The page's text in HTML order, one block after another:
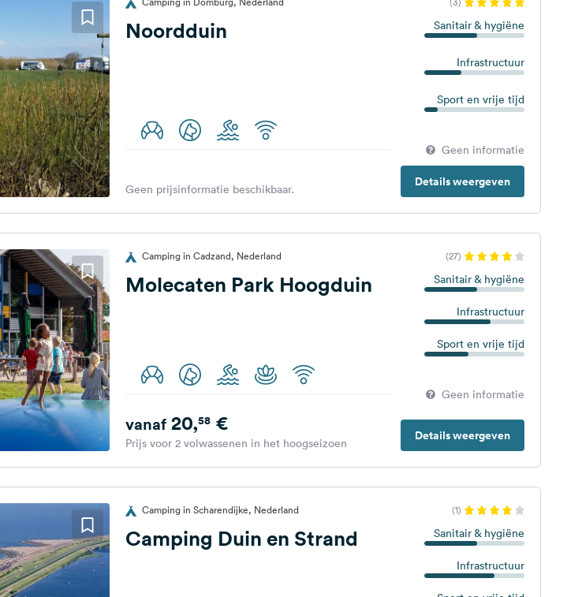
Noordduin Sanitair & hygiëne
Infrastructuur
Sport en vrije tijd
Geen informatie
Details weergeven
Geen prijsinformatie beschikbaar.
Camping in Cadzand, Nederland (27)
Molecaten Park Hoogduin Sanitair & hygiëne
Infrastructuur
Sport en vrije tijd
Geen informatie
Details weergeven
vanaf20,58€
Prijs voor 2 volwassenen in het hoogseizoen
Camping in Scharendijke, Nederland (1)
Camping Duin en Strand Sanitair & hygiëne
Infrastructuur